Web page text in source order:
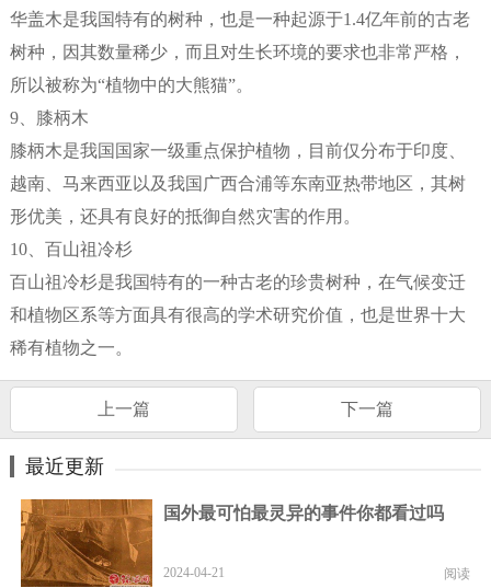
华盖木是我国特有的树种，也是一种起源于1.4亿年前的古老
树种，因其数量稀少，而且对生长环境的要求也非常严格，
所以被称为“植物中的大熊猫”。
9、膝柄木
膝柄木是我国国家一级重点保护植物，目前仅分布于印度、
越南、马来西亚以及我国广西合浦等东南亚热带地区，其树
形优美，还具有良好的抵御自然灾害的作用。
10、百山祖冷杉
百山祖冷杉是我国特有的一种古老的珍贵树种，在气候变迁
和植物区系等方面具有很高的学术研究价值，也是世界十大
稀有植物之一。
上一篇 下一篇
最近更新
国外最可怕最灵异的事件你都看过吗
2024-04-21 阅读